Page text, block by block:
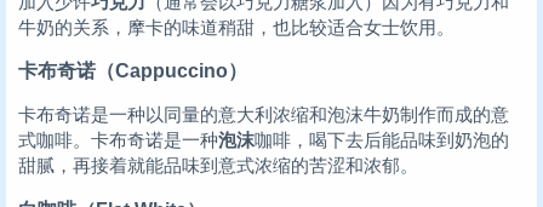
牛奶的关系，摩卡的味道稍甜，也比较适合女士饮用。
卡布奇诺（Cappuccino）
卡布奇诺是一种以同量的意大利浓缩和泡沫牛奶制作而成的意
式咖啡。卡布奇诺是一种泡沫咖啡，喝下去后能品味到奶泡的
甜腻，再接着就能品味到意式浓缩的苦涩和浓郁。